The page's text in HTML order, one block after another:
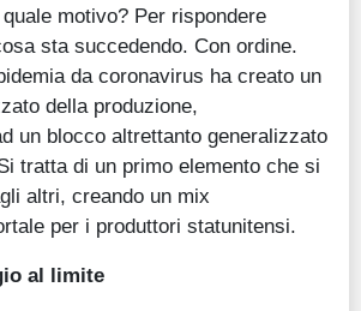
motivo? Per rispondere
sta succedendo. Con ordine.
da coronavirus ha creato un
della produzione,
un blocco altrettanto generalizzato
tratta di un primo elemento che si
altri, creando un mix
per i produttori statunitensi.
al limite